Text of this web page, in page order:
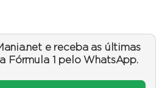
e receba as últimas
Fórmula 1 pelo WhatsApp.